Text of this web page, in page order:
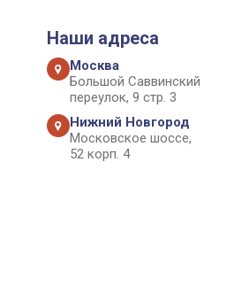
Наши адреса
Москва
Большой Саввинский
переулок, 9 стр. 3
Нижний Новгород
Московское шоссе,
52 корп. 4